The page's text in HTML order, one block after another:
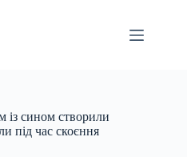
із сином створили
під час скоєння